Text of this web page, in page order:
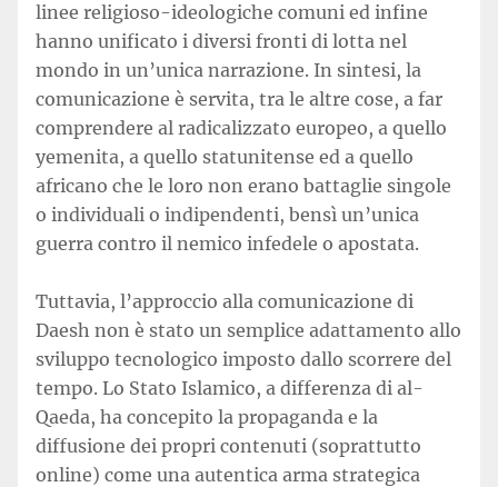
linee religioso-ideologiche comuni ed infine
hanno unificato i diversi fronti di lotta nel
mondo in un’unica narrazione. In sintesi, la
comunicazione è servita, tra le altre cose, a far
comprendere al radicalizzato europeo, a quello
yemenita, a quello statunitense ed a quello
africano che le loro non erano battaglie singole
o individuali o indipendenti, bensì un’unica
guerra contro il nemico infedele o apostata.
Tuttavia, l’approccio alla comunicazione di
Daesh non è stato un semplice adattamento allo
sviluppo tecnologico imposto dallo scorrere del
tempo. Lo Stato Islamico, a differenza di al-
Qaeda, ha concepito la propaganda e la
diffusione dei propri contenuti (soprattutto
online) come una autentica arma strategica